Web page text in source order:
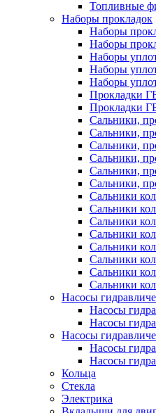
Топливные
Наборы прокладок
Наборы
Наборы
Наборы
Наборы
Наборы
Прокладки
Прокладки
Сальники,
Сальники,
Сальники,
Сальники,
Сальники,
Сальники,
Сальники
Сальники
Сальники
Сальники
Сальники
Сальники
Сальники
Сальники
Насосы
Насосы
Насосы
Насосы
Насосы
Насосы
Кольца
Стекла
Электрика